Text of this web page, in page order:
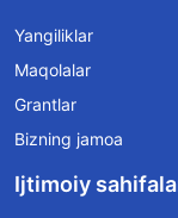
Yangiliklar
Maqolalar
Grantlar
Bizning jamoa
Ijtimoiy